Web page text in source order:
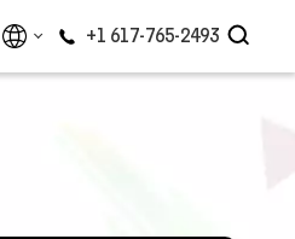
+1 617-765-2493